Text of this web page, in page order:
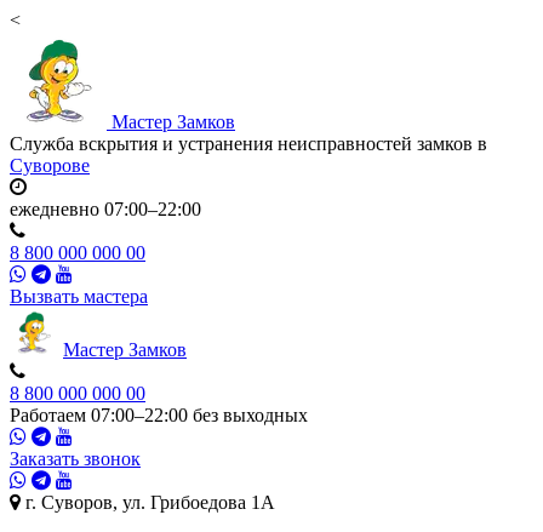
<
Мастер Замков
Служба вскрытия и устранения неисправностей замков в
Суворове
ежедневно 07:00–22:00
8 800 000 000 00
Вызвать мастера
Мастер Замков
8 800 000 000 00
Работаем 07:00–22:00 без выходных
Заказать звонок
г. Суворов, ул. Грибоедова 1А